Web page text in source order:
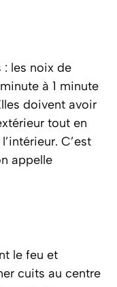
: les noix de
à 1 minute
doivent avoir
tout en
C’est
appelle
le feu et
cuits au centre